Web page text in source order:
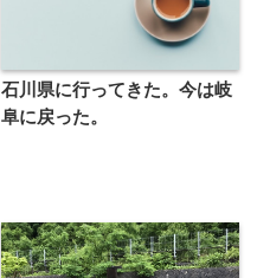
石川県に行ってきた。今は岐
阜に戻った。